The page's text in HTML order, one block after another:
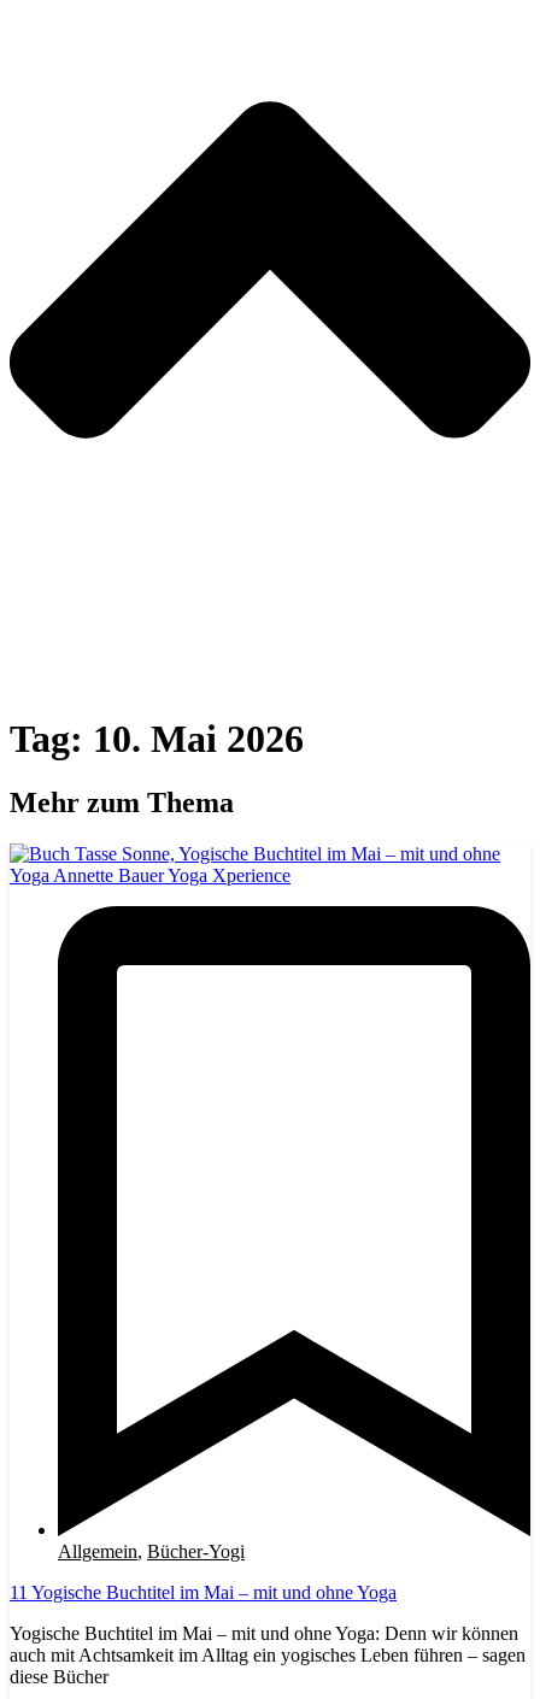
Tag: 10. Mai 2026
Mehr zum Thema
Allgemein, Bücher-Yogi
11 Yogische Buchtitel im Mai – mit und ohne Yoga
Yogische Buchtitel im Mai – mit und ohne Yoga: Denn wir können
auch mit Achtsamkeit im Alltag ein yogisches Leben führen – sagen
diese Bücher